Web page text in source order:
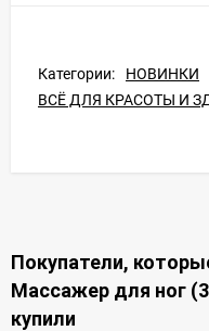
Категории:
НОВИНКИ
ВСЁ ДЛЯ КРАСОТЫ И
Покупатели,
Массажер для ног
купили